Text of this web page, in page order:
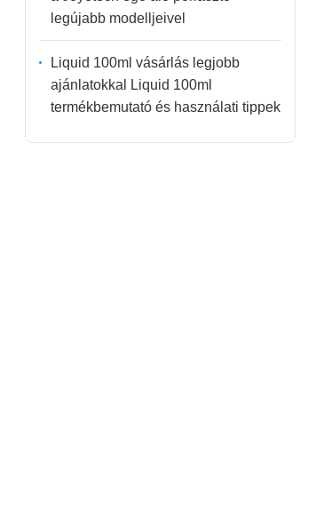
legújabb modelljeivel
Liquid 100ml vásárlás legjobb
ajánlatokkal Liquid 100ml
termékbemutató és használati tippek